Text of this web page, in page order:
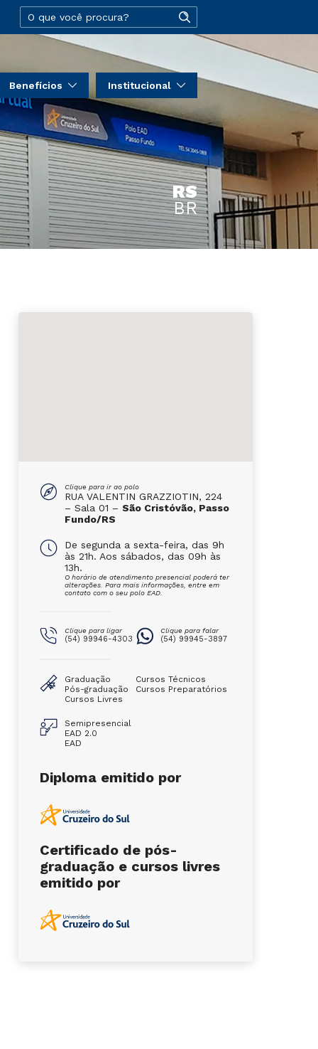
Benefícios Institucional
RS
BR
Clique para ir ao polo
RUA VALENTIN GRAZZIOTIN, 224
– Sala 01 – São Cristóvão, Passo
Fundo/RS
De segunda a sexta-feira, das 9h
às 21h. Aos sábados, das 09h às
13h.
O horário de atendimento presencial poderá ter
alterações. Para mais informações, entre em
contato com o seu polo EAD.
Clique para ligar
(54) 99946-4303
Clique para falar
(54) 99945-3897
Graduação
Pós-graduação
Cursos Livres
Cursos Técnicos
Cursos Preparatórios
Semipresencial
EAD 2.0
EAD
Diploma emitido por
Certificado de pós-
graduação e cursos livres
emitido por